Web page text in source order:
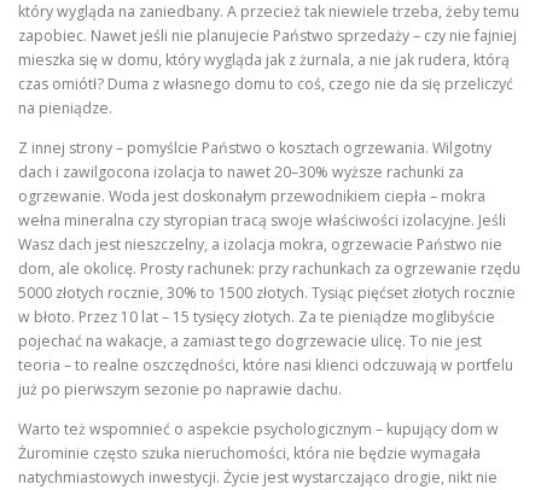
który wygląda na zaniedbany. A przecież tak niewiele trzeba, żeby temu
zapobiec. Nawet jeśli nie planujecie Państwo sprzedaży – czy nie fajniej
mieszka się w domu, który wygląda jak z żurnala, a nie jak rudera, którą
czas omiótł? Duma z własnego domu to coś, czego nie da się przeliczyć
na pieniądze.
Z innej strony – pomyślcie Państwo o kosztach ogrzewania. Wilgotny
dach i zawilgocona izolacja to nawet 20–30% wyższe rachunki za
ogrzewanie. Woda jest doskonałym przewodnikiem ciepła – mokra
wełna mineralna czy styropian tracą swoje właściwości izolacyjne. Jeśli
Wasz dach jest nieszczelny, a izolacja mokra, ogrzewacie Państwo nie
dom, ale okolicę. Prosty rachunek: przy rachunkach za ogrzewanie rzędu
5000 złotych rocznie, 30% to 1500 złotych. Tysiąc pięćset złotych rocznie
w błoto. Przez 10 lat – 15 tysięcy złotych. Za te pieniądze moglibyście
pojechać na wakacje, a zamiast tego dogrzewacie ulicę. To nie jest
teoria – to realne oszczędności, które nasi klienci odczuwają w portfelu
już po pierwszym sezonie po naprawie dachu.
Warto też wspomnieć o aspekcie psychologicznym – kupujący dom w
Żurominie często szuka nieruchomości, która nie będzie wymagała
natychmiastowych inwestycji. Życie jest wystarczająco drogie, nikt nie